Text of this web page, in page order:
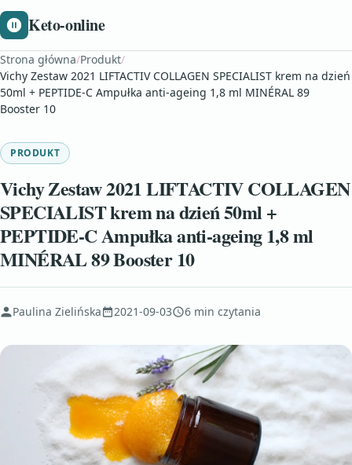
Keto-online
Strona główna/Produkt/
Vichy Zestaw 2021 LIFTACTIV COLLAGEN SPECIALIST krem na dzień
50ml + PEPTIDE-C Ampułka anti-ageing 1,8 ml MINÉRAL 89
Booster 10
PRODUKT
Vichy Zestaw 2021 LIFTACTIV COLLAGEN
SPECIALIST krem na dzień 50ml +
PEPTIDE-C Ampułka anti-ageing 1,8 ml
MINÉRAL 89 Booster 10
Paulina Zielińska 2021-09-03 6 min czytania